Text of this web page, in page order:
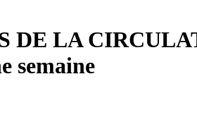
DE LA
semaine